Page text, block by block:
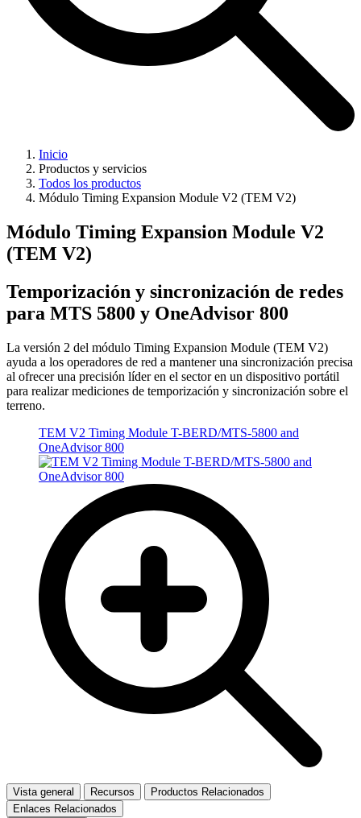
Inicio
Productos y servicios
Todos los productos
Módulo Timing Expansion Module V2 (TEM V2)
Módulo Timing Expansion Module V2
(TEM V2)
Temporización y sincronización de redes
para MTS 5800 y OneAdvisor 800
La versión 2 del módulo Timing Expansion Module (TEM V2)
ayuda a los operadores de red a mantener una sincronización precisa
al ofrecer una precisión líder en el sector en un dispositivo portátil
para realizar mediciones de temporización y sincronización sobre el
terreno.
TEM V2 Timing Module T-BERD/MTS-5800 and
OneAdvisor 800
Vista general Recursos
Productos Relacionados
Enlaces Relacionados